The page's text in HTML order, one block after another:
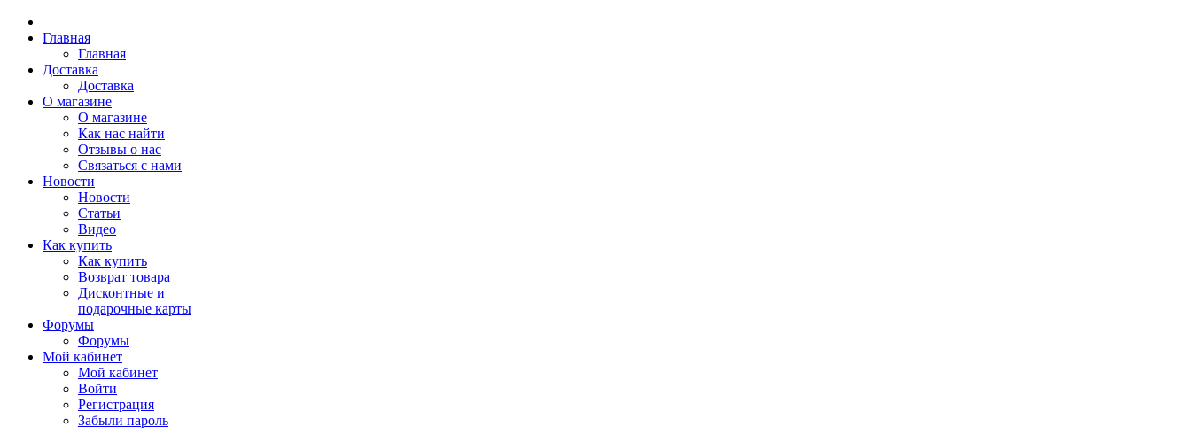
Главная
Главная
Доставка
Доставка
О магазине
О магазине
Как нас найти
Отзывы о нас
Связаться с нами
Новости
Новости
Статьи
Видео
Как купить
Как купить
Возврат товара
Дисконтные и
подарочные карты
Форумы
Форумы
Мой кабинет
Мой кабинет
Войти
Регистрация
Забыли пароль